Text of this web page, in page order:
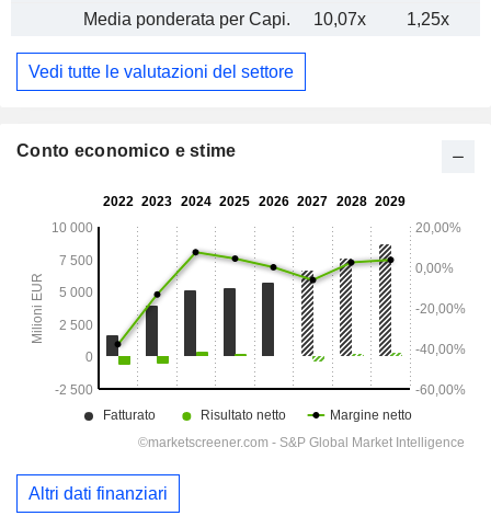
Media ponderata per Capi.
10,07x 1,25x
Vedi tutte le valutazioni del settore
Conto economico e stime
Altri dati finanziari